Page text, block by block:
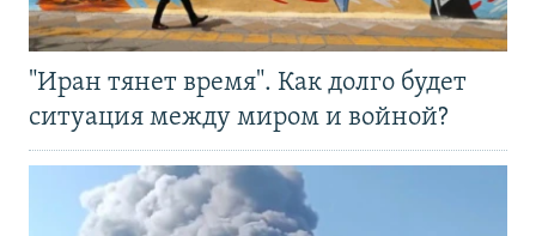
"Иран тянет время". Как долго будет
ситуация между миром и войной?